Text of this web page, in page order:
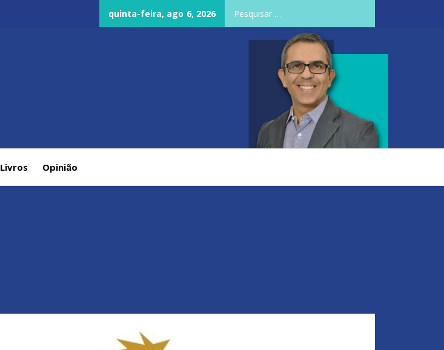
quinta-feira, ago 6, 2026
Livros Opinião